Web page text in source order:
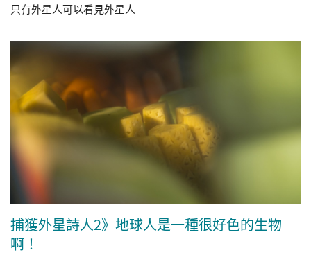
只有外星人可以看見外星人
捕獲外星詩人2》地球人是一種很好色的生物
啊！